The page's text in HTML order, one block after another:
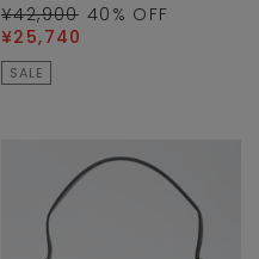
¥42,900 40 % OFF
¥25,740
SALE